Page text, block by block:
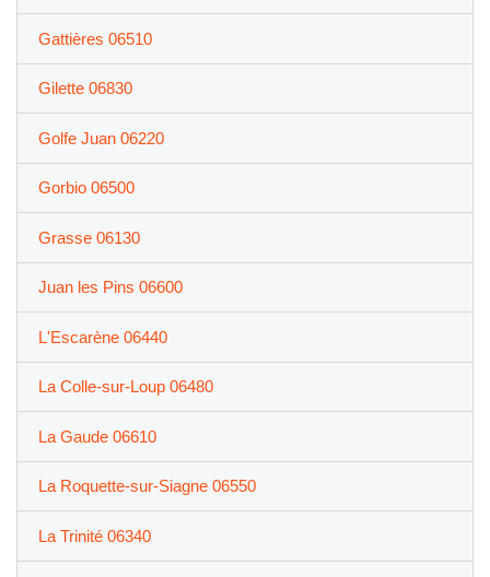
Gattières 06510
Gilette 06830
Golfe Juan 06220
Gorbio 06500
Grasse 06130
Juan les Pins 06600
L'Escarène 06440
La Colle-sur-Loup 06480
La Gaude 06610
La Roquette-sur-Siagne 06550
La Trinité 06340